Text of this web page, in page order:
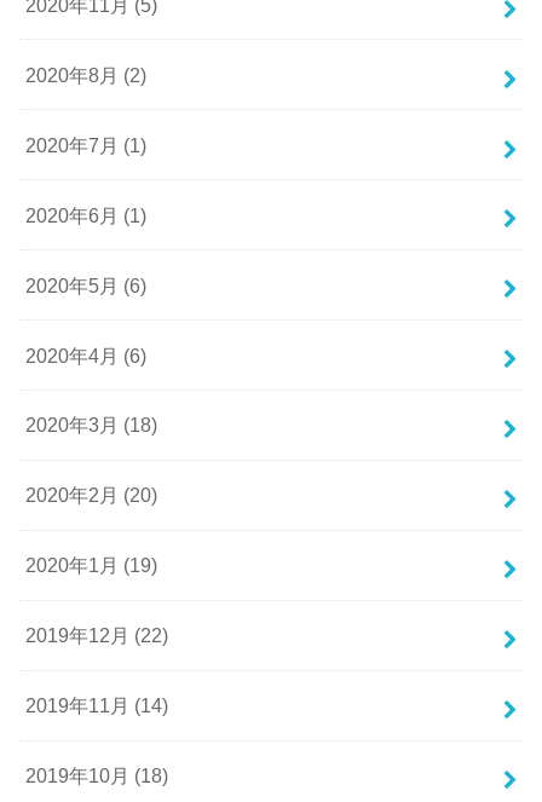
2020年11月 (5)
2020年8月 (2)
2020年7月 (1)
2020年6月 (1)
2020年5月 (6)
2020年4月 (6)
2020年3月 (18)
2020年2月 (20)
2020年1月 (19)
2019年12月 (22)
2019年11月 (14)
2019年10月 (18)